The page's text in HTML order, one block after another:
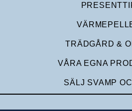
TRÄDGÅRD &
VÅRA EGNA
SÄLJ SVAMP